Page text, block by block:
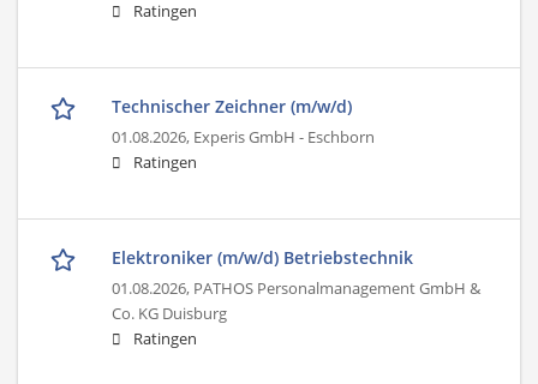
Ratingen
Technischer Zeichner (m/w/d)
01.08.2026, Experis GmbH - Eschborn
Ratingen
Elektroniker (m/w/d) Betriebstechnik
01.08.2026, PATHOS Personalmanagement GmbH &
Co. KG Duisburg
Ratingen